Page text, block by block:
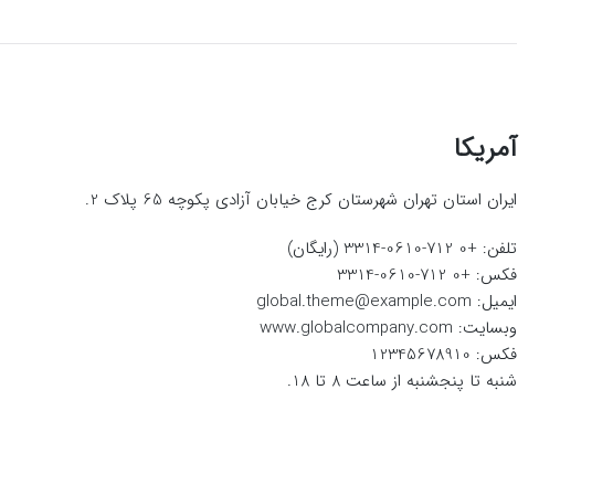
آمریکا
ایران استان تهران شهرستان کرج خیابان آزادی پکوچه 65 پلاک 2.
تلفن: +0 712-0610-3314 (رایگان)
فکس: +0 712-0610-3314
ایمیل: global.theme@example.com
وبسایت: www.globalcompany.com
فکس: 12345678910
شنبه تا پنجشنبه از ساعت 8 تا 18.